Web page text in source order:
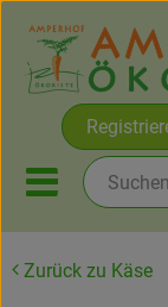
Zurück zu Käse